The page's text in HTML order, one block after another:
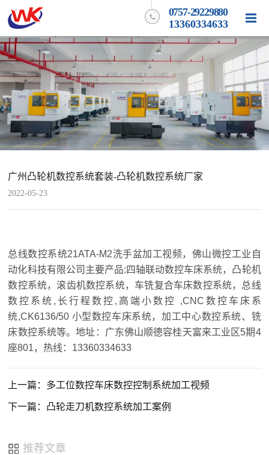
0757-29229880
13360334633
广州凸轮机数控系统套装-凸轮机数控系统厂家
2022-05-23
总线数控系统21ATA-M2洗手盆加工视频，佛山微控工业自
动化科技有限公司主要产品:四轴联动数控车床系统，凸轮机
数控系统，滚齿机数控系统，车铣复合车床数控系统，总线
数控系统,长行程数控,高端小数控 ,CNC数控车床系
统,CK6136/50 小型数控车床系统，加工中心数控系统、铣
床数控系统等。地址：广东佛山顺德容桂天富来工业区5期4
座801，热线：13360334633
上一篇：多工位数控车床数控控制系统加工视频
下一篇：凸轮走刀机数控系统加工案例
推荐文章